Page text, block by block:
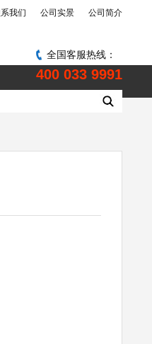
我们 公司实景 公司简介
全国客服热线：
400 033 9991